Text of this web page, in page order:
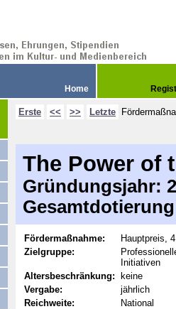
Home
Erste << >> Letzte
The Power of
Gründungsjahr:
Fördermaßnahme:
Hauptpreis,
Zielgruppe:
Initiativen
Altersbeschränkung:
keine
Vergabe:
jährlich
Reichweite:
National